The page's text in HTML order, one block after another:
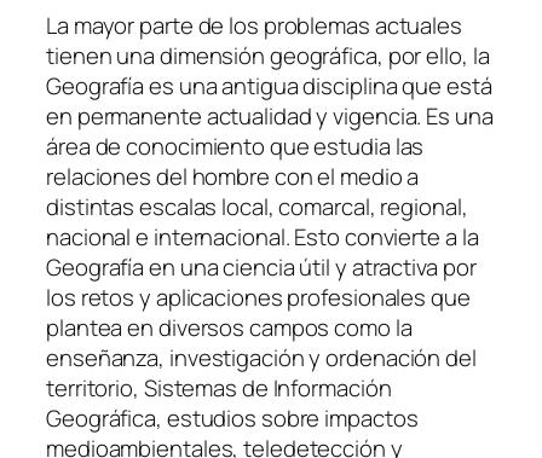
La mayor parte de los problemas actuales
tienen una dimensión geográfica, por ello, la
Geografía es una antigua disciplina que está
en permanente actualidad y vigencia. Es una
área de conocimiento que estudia las
relaciones del hombre con el medio a
distintas escalas local, comarcal, regional,
nacional e internacional. Esto convierte a la
Geografía en una ciencia útil y atractiva por
los retos y aplicaciones profesionales que
plantea en diversos campos como la
enseñanza, investigación y ordenación del
territorio, Sistemas de Información
Geográfica, estudios sobre impactos
medioambientales, teledetección y